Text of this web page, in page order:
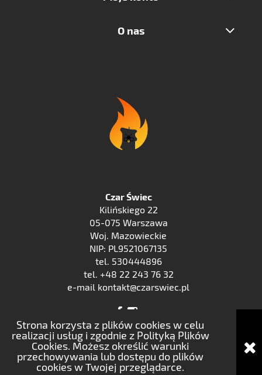
Strona korzysta z plików cookies w celu
realizacji usług i zgodnie z Polityką Plików
Cookies. Możesz określić warunki
przechowywania lub dostępu do plików
cookies w Twojej przeglądarce.
O nas
Czar Świec
Kilińskiego 22
05-075 Warszawa
Woj. Mazowieckie
NIP: PL9521067135
tel. 530444896
tel. +48 22 243 76 32
e-mail kontakt@czarswiec.pl
pokaż pełną wersję strony